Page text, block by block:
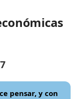
pensar, y con